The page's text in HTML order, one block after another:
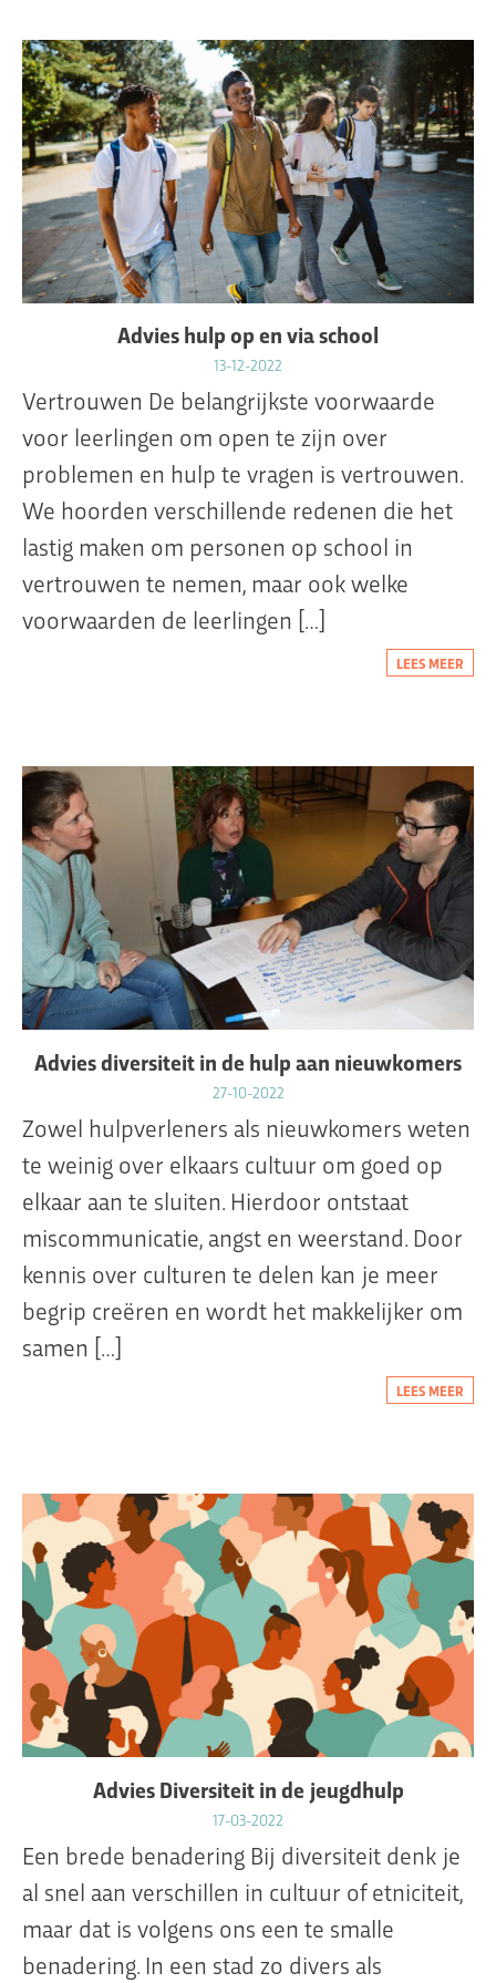
Advies hulp op en via school
13-12-2022
Vertrouwen De belangrijkste voorwaarde
voor leerlingen om open te zijn over
problemen en hulp te vragen is vertrouwen.
We hoorden verschillende redenen die het
lastig maken om personen op school in
vertrouwen te nemen, maar ook welke
voorwaarden de leerlingen […]
LEES MEER
Advies diversiteit in de hulp aan nieuwkomers
27-10-2022
Zowel hulpverleners als nieuwkomers weten
te weinig over elkaars cultuur om goed op
elkaar aan te sluiten. Hierdoor ontstaat
miscommunicatie, angst en weerstand. Door
kennis over culturen te delen kan je meer
begrip creëren en wordt het makkelijker om
samen […]
LEES MEER
Advies Diversiteit in de jeugdhulp
17-03-2022
Een brede benadering Bij diversiteit denk je
al snel aan verschillen in cultuur of etniciteit,
maar dat is volgens ons een te smalle
benadering. In een stad zo divers als